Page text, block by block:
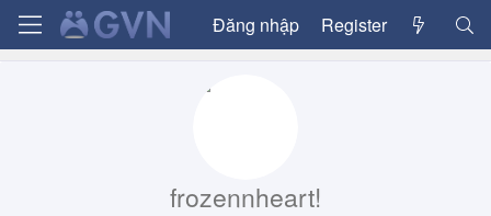
Đăng nhập Register
frozennheart!